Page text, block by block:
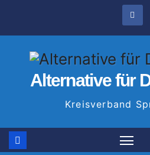
Alternative für
Kreisverband